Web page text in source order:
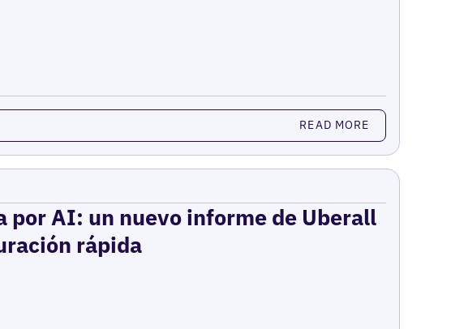
READ MORE
por AI: un nuevo informe de Uberall
rápida